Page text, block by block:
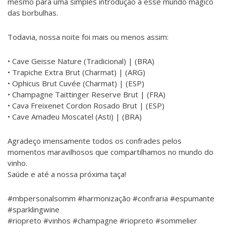
das borbulhas.
Todavia, nossa noite foi mais ou menos assim:
• Cave Geisse Nature (Tradicional) | (BRA)
• Trapiche Extra Brut (Charmat) | (ARG)
• Ophicus Brut Cuvée (Charmat) | (ESP)
• Champagne Taittinger Reserve Brut | (FRA)
• Cava Freixenet Cordon Rosado Brut | (ESP)
• Cave Amadeu Moscatel (Asti) | (BRA)
Agradeço imensamente todos os confrades pelos
momentos maravilhosos que compartilhamos no mundo do
vinho.
Saúde e até a nossa próxima taça!
#mbpersonalsomm #harmonização #confraria #espumante
#sparklingwine
#riopreto #vinhos #champagne #riopreto #sommelier